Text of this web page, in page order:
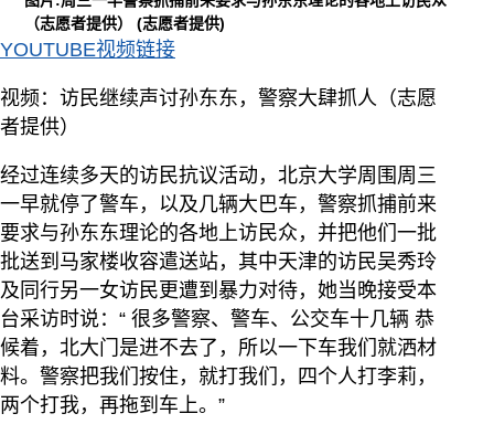
（志愿者提供）(志愿者提供)
YOUTUBE视频链接
视频：访民继续声讨孙东东，警察大肆抓人（志愿
者提供）
经过连续多天的访民抗议活动，北京大学周围周三
一早就停了警车，以及几辆大巴车，警察抓捕前来
要求与孙东东理论的各地上访民众，并把他们一批
批送到马家楼收容遣送站，其中天津的访民吴秀玲
及同行另一女访民更遭到暴力对待，她当晚接受本
台采访时说：“ 很多警察、警车、公交车十几辆 恭
候着，北大门是进不去了，所以一下车我们就洒材
料。警察把我们按住，就打我们，四个人打李莉，
两个打我，再拖到车上。”